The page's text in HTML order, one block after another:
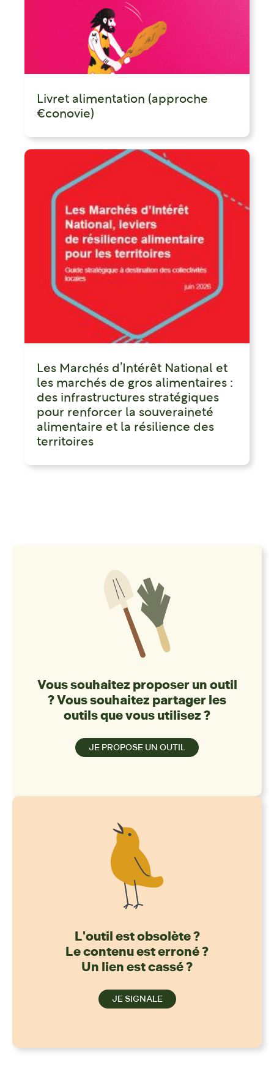
Livret alimentation (approche
€conovie)
Les Marchés d’Intérêt National et
les marchés de gros alimentaires :
des infrastructures stratégiques
pour renforcer la souveraineté
alimentaire et la résilience des
territoires
Vous souhaitez proposer un outil
? Vous souhaitez partager les
outils que vous utilisez ?
JE PROPOSE UN OUTIL
L'outil est obsolète ?
Le contenu est erroné ?
Un lien est cassé ?
JE SIGNALE